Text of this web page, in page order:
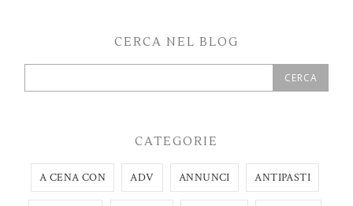
CERCA NEL BLOG
CATEGORIE
A CENA CON ADV ANNUNCI ANTIPASTI